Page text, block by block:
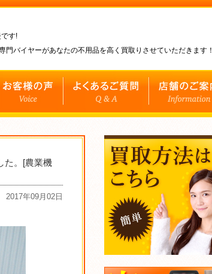
す!
バイヤーがあなたの不用品を高く買取りさせていただきます！
た。[農業機
2017年09月02日